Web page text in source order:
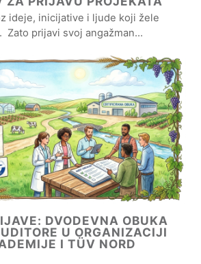
ideje, inicijative i ljude koji žele
Zato prijavi svoj angažman…
DVODEVNA OBUKA
U ORGANIZACIJI
I TÜV NORD